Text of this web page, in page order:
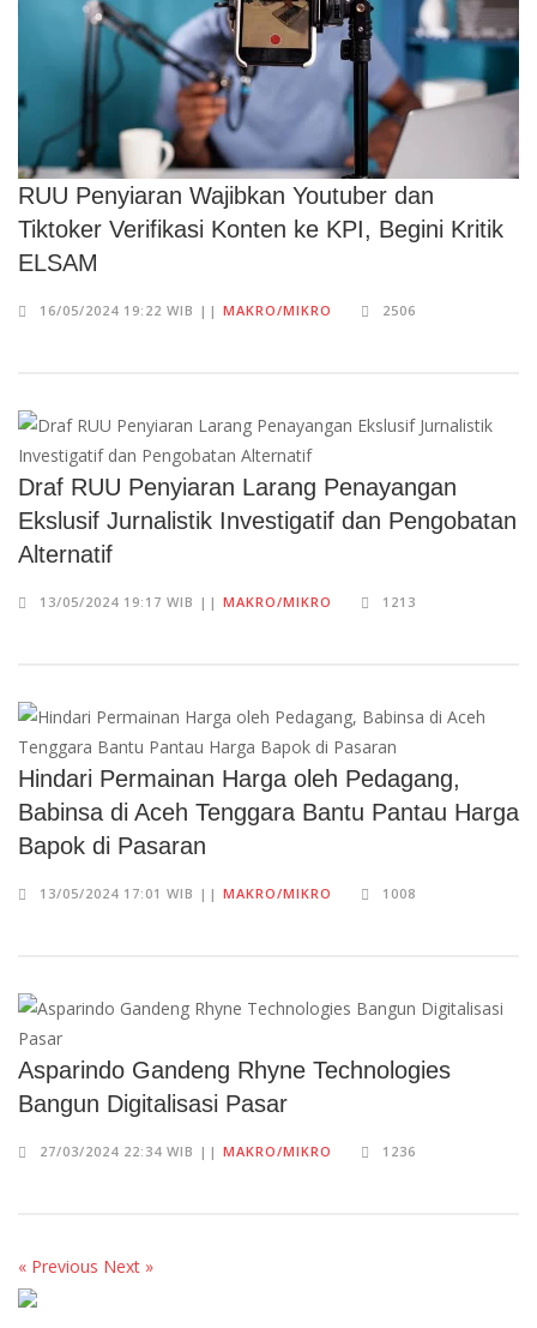
RUU Penyiaran Wajibkan Youtuber dan
Tiktoker Verifikasi Konten ke KPI, Begini Kritik
ELSAM
16/05/2024 19:22 WIB || MAKRO/MIKRO 2506
Draf RUU Penyiaran Larang Penayangan
Ekslusif Jurnalistik Investigatif dan Pengobatan
Alternatif
13/05/2024 19:17 WIB || MAKRO/MIKRO 1213
Hindari Permainan Harga oleh Pedagang,
Babinsa di Aceh Tenggara Bantu Pantau Harga
Bapok di Pasaran
13/05/2024 17:01 WIB || MAKRO/MIKRO 1008
Asparindo Gandeng Rhyne Technologies
Bangun Digitalisasi Pasar
27/03/2024 22:34 WIB || MAKRO/MIKRO 1236
« Previous Next »